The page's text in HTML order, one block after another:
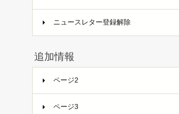
ニュースレター登録解除
追加情報
ページ2
ページ3